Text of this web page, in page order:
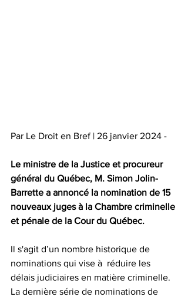
Par Le Droit en Bref | 26 janvier 2024 -
Le ministre de la Justice et procureur
général du Québec, M. Simon Jolin-
Barrette a annoncé la nomination de 15
nouveaux juges à la Chambre criminelle
et pénale de la Cour du Québec.
Il s'agit d’un nombre historique de
nominations qui vise à  réduire les
délais judiciaires en matière criminelle.
La dernière série de nominations de